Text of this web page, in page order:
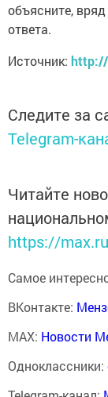
объясните,
ответа.
Источник:
Следите за
Telegram-
Читайте
https://
Самое
ВКонтакте:
MAX: Новости
Одноклассники: